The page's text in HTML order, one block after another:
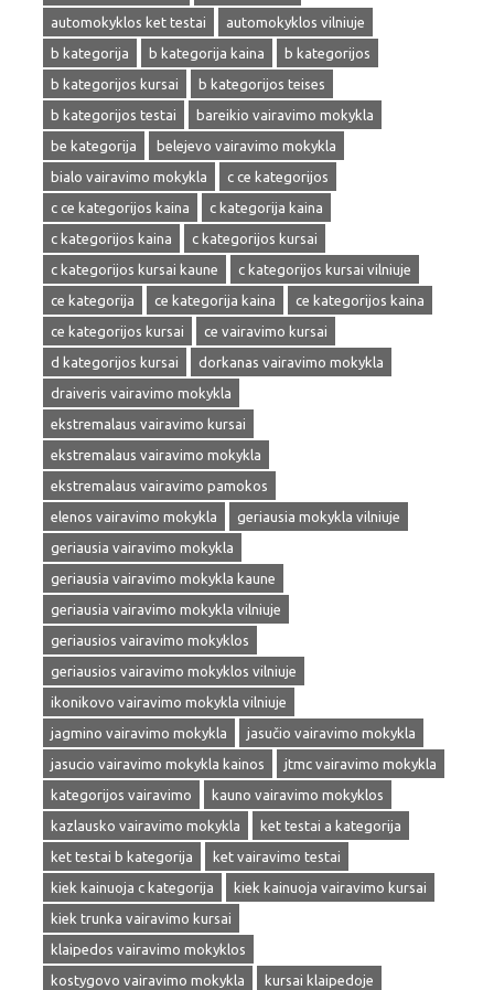
automokyklos ket testai
automokyklos vilniuje
b kategorija
b kategorija kaina
b kategorijos
b kategorijos kursai
b kategorijos teises
b kategorijos testai
bareikio vairavimo mokykla
be kategorija
belejevo vairavimo mokykla
bialo vairavimo mokykla
c ce kategorijos
c ce kategorijos kaina
c kategorija kaina
c kategorijos kaina
c kategorijos kursai
c kategorijos kursai kaune
c kategorijos kursai vilniuje
ce kategorija
ce kategorija kaina
ce kategorijos kaina
ce kategorijos kursai
ce vairavimo kursai
d kategorijos kursai
dorkanas vairavimo mokykla
draiveris vairavimo mokykla
ekstremalaus vairavimo kursai
ekstremalaus vairavimo mokykla
ekstremalaus vairavimo pamokos
elenos vairavimo mokykla
geriausia mokykla vilniuje
geriausia vairavimo mokykla
geriausia vairavimo mokykla kaune
geriausia vairavimo mokykla vilniuje
geriausios vairavimo mokyklos
geriausios vairavimo mokyklos vilniuje
ikonikovo vairavimo mokykla vilniuje
jagmino vairavimo mokykla
jasučio vairavimo mokykla
jasucio vairavimo mokykla kainos
jtmc vairavimo mokykla
kategorijos vairavimo
kauno vairavimo mokyklos
kazlausko vairavimo mokykla
ket testai a kategorija
ket testai b kategorija
ket vairavimo testai
kiek kainuoja c kategorija
kiek kainuoja vairavimo kursai
kiek trunka vairavimo kursai
klaipedos vairavimo mokyklos
kostygovo vairavimo mokykla
kursai klaipedoje